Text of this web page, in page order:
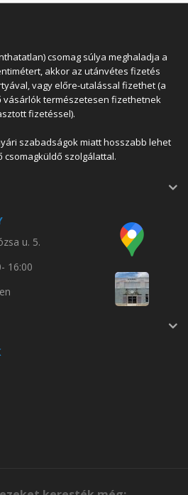
csomag súlya meghaladja a
akkor az utánvétes fizetés
vagy előre-utalással fizethet (a
természetesen fizethetnek
fizetéssel).
szabadságok miatt hosszabb lehet
csomagküldő szolgálattal.
u. 5.
16:00